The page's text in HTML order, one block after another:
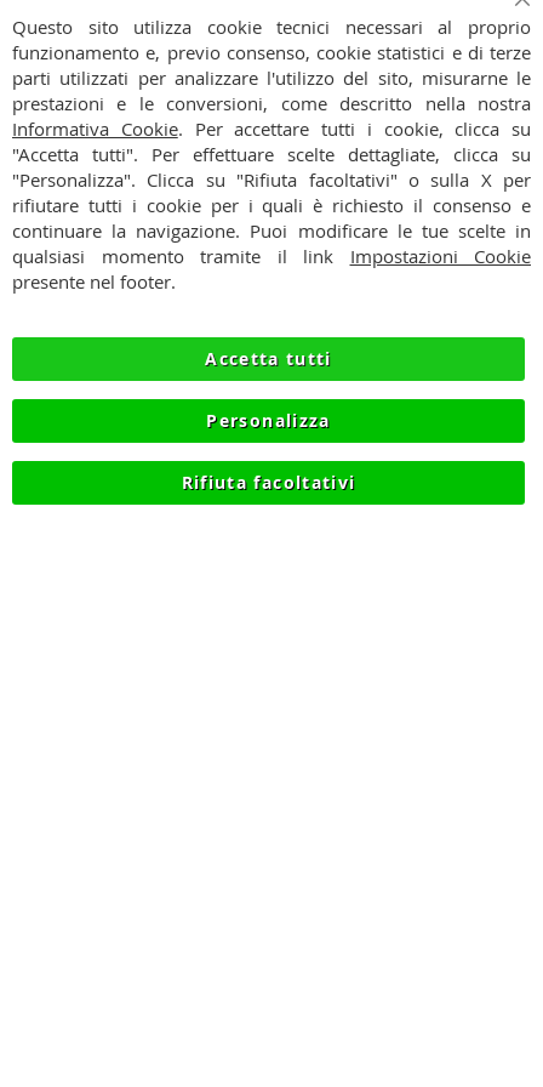
alla
nostra
Newsletter:
Iscriviti
Ho preso visione dell'Informativa Privacy
CONTATTI
CONDIZIONI
PAGAMENTI
PRIVACY
RECESSO
COOKIE
© 2012-2026 NIKMART.IT - P.IVA IT03420740130 - TEL
Questo sito utilizza cookie tecnici necessari al proprio
funzionamento e, previo consenso, cookie statistici e di terze
parti utilizzati per analizzare l'utilizzo del sito, misurarne le
prestazioni e le conversioni, come descritto nella nostra
Informativa Cookie. Per accettare tutti i cookie, clicca su
"Accetta tutti". Per effettuare scelte dettagliate, clicca su
"Personalizza". Clicca su "Rifiuta facoltativi" o sulla X per
rifiutare tutti i cookie per i quali è richiesto il consenso e
continuare la navigazione. Puoi modificare le tue scelte in
qualsiasi momento tramite il link Impostazioni Cookie
presente nel footer.
Accetta tutti
Personalizza
Rifiuta facoltativi